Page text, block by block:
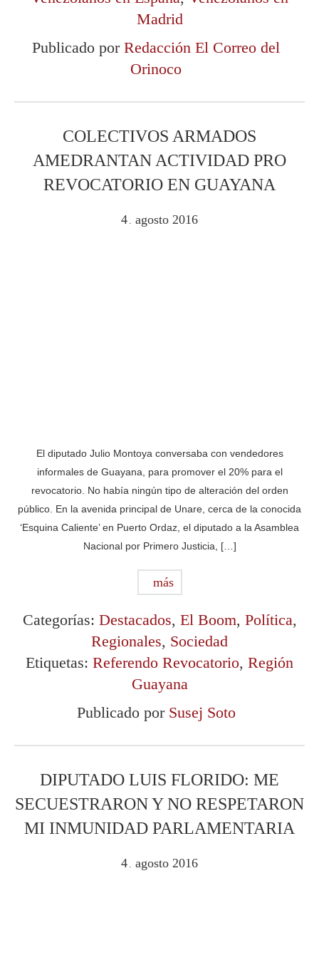
Madrid
Publicado por Redacción El Correo del
Orinoco
COLECTIVOS ARMADOS
AMEDRANTAN ACTIVIDAD PRO
REVOCATORIO EN GUAYANA
4 agosto 2016
El diputado Julio Montoya conversaba con vendedores
informales de Guayana, para promover el 20% para el
revocatorio. No había ningún tipo de alteración del orden
público. En la avenida principal de Unare, cerca de la conocida
‘Esquina Caliente’ en Puerto Ordaz, el diputado a la Asamblea
Nacional por Primero Justicia, […]
más
Categorías: Destacados, El Boom, Política,
Regionales, Sociedad
Etiquetas: Referendo Revocatorio, Región
Guayana
Publicado por Susej Soto
DIPUTADO LUIS FLORIDO: ME
SECUESTRARON Y NO RESPETARON
MI INMUNIDAD PARLAMENTARIA
4 agosto 2016